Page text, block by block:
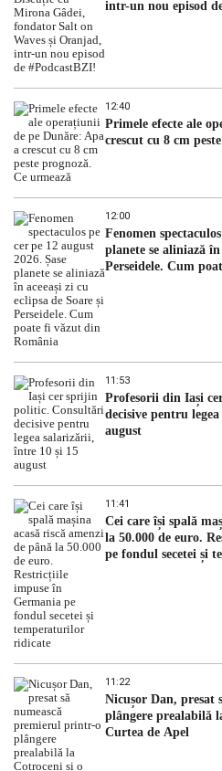
intr-un nou episod
12:40
Primele efecte ale
crescut cu 8 cm
12:00
Fenomen
planete se aliniază în
Perseidele. Cum
11:53
Profesorii din Iași
decisive pentru
august
11:41
Cei care își spală
la 50.000 de euro.
pe fondul secetei și
11:22
Nicușor Dan, presat
plângere prealabilă
Curtea de Apel